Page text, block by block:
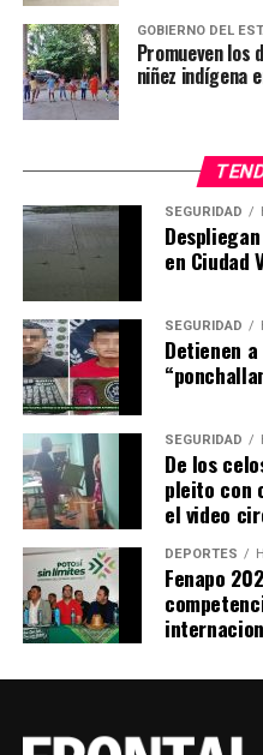
GOBIERNO DEL
Promueven los
niñez indígena
SEGURIDAD
en Ciudad
SEGURIDAD
Detienen
SEGURIDAD
De los
pleito con
el video
DEPORTES
Fenapo